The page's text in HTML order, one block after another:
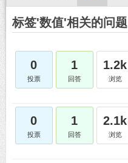
标签'数值'相关的问题
0
投票
1
回答
1.2k
浏览
0
投票
1
回答
2.1k
浏览